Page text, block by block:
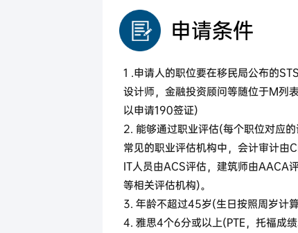
申请条件
1 .申请人的职位要在移民局公布的
设计师，金融投资顾问等随位于M列
以申请190签证)
2. 能够通过职业评估(每个职位对应的
常见的职业评估机构中，会计审计由
IT人员由ACS评估，建筑师由AACA
等相关评估机构)。
3. 年龄不超过45岁(生日按照周岁计
4. 雅思4个6分或以上(PTE，托福成